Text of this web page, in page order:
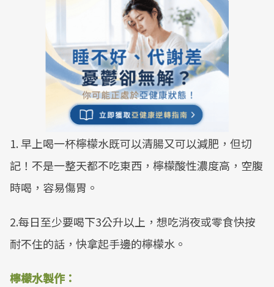
1. 早上喝一杯檸檬水既可以清腸又可以減肥，但切
記！不是一整天都不吃東西，檸檬酸性濃度高，空腹
時喝，容易傷胃。
2.每日至少要喝下3公升以上，想吃消夜或零食快按
耐不住的話，快拿起手邊的檸檬水。
檸檬水製作：